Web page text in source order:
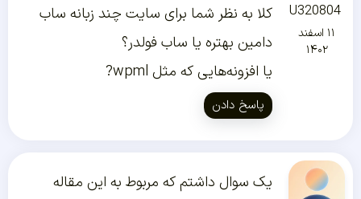
U320804
۱۱ اسفند
۱۴۰۲
کلا به نظر شما برای سایت چند زبانه ساب
دامین بهتره یا ساب فولدر؟
یا افزونه‌هایی که مثل wpml?
پاسخ دادن
یک سوال داشتم که مربوط به این مقاله